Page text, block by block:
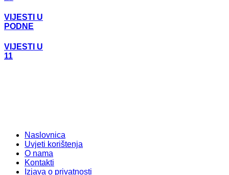
VIJESTI U
PODNE
VIJESTI U
11
Naslovnica
Uvjeti korištenja
O nama
Kontakti
Izjava o privatnosti